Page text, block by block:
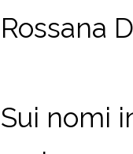
Rossana
Sui nomi